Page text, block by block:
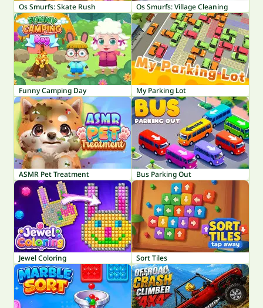
Os Smurfs: Skate Rush Os Smurfs: Village Cleaning
Funny Camping Day My Parking Lot
ASMR Pet Treatment Bus Parking Out
Jewel Coloring Sort Tiles